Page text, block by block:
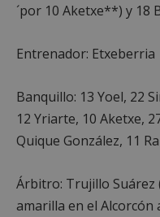
´por 10 Aketxe**) y 18
Entrenador: Etxeberria
Banquillo: 13 Yoel, 22
12 Yriarte, 10 Aketxe,
Quique González, 11
Árbitro: Trujillo Suárez
amarilla en el Alcorcón
PHPSESSID